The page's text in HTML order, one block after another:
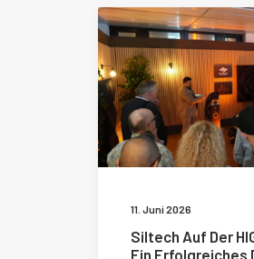
11. Juni 2026
Siltech Auf Der
Ein Erfolgreiches